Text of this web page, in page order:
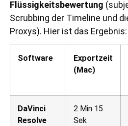
Flüssigkeitsbewertung
Scrubbing der Timeline und
Proxys). Hier ist das Ergebnis:
Software
Exportzeit
(Mac)
DaVinci
Resolve
2 Min 15
Sek